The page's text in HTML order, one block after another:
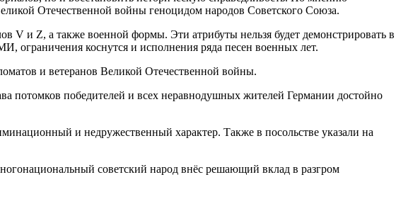
Отечественной войны геноцидом народов Советского Союза.
V и Z, а также военной формы. Эти атрибуты нельзя будет демонстрировать в
коснутся и исполнения ряда песен военных лет.
и ветеранов Великой Отечественной войны.
потомков победителей и всех неравнодушных жителей Германии достойно
и недружественный характер. Также в посольстве указали на
советский народ внёс решающий вклад в разгром